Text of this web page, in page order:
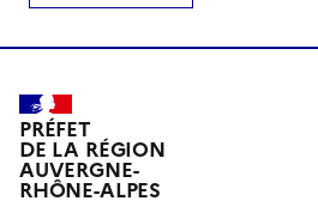
PRÉFET
DE LA RÉGION
AUVERGNE-
RHÔNE-ALPES